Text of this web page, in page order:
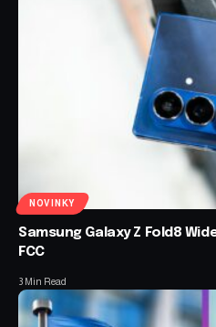
NOVINKY
Samsung Galaxy Z Fold8
FCC
3 Min Read